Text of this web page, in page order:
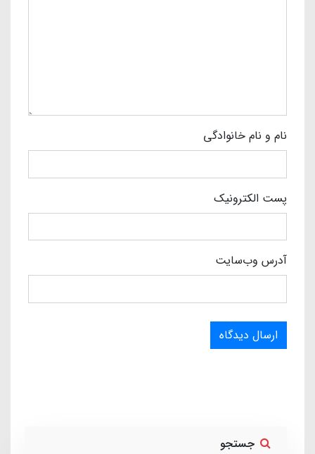
نام و نام خانوادگی
پست الکترونیک
آدرس وب‌سایت
ارسال دیدگاه
جستجو